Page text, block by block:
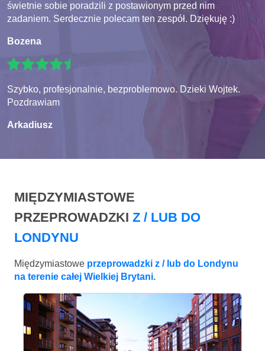
świetnie sobie poradzili z postawionym przed nim
zadaniem. Serdecznie polecam ten zespół. Dziękuję :)
Bozena
Szybko, profesjonalnie, bezproblemowo. Dzieki Wojtek.
Pozdrawiam
Arkadiusz
MIĘDZYMIASTOWE
PRZEPROWADZKI Z / LUB DO
LONDYNU
Międzymiastowe przeprowadzki z / lub do Londynu
na terenie całej Wielkiej Brytani.